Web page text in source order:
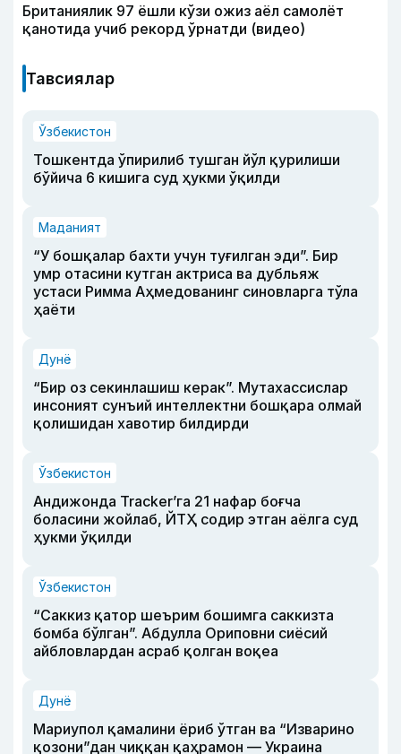
Британиялик 97 ёшли кўзи ожиз аёл самолёт
қанотида учиб рекорд ўрнатди (видео)
Тавсиялар
Ўзбекистон
Тошкентда ўпирилиб тушган йўл қурилиши
бўйича 6 кишига суд ҳукми ўқилди
Маданият
“У бошқалар бахти учун туғилган эди”. Бир
умр отасини кутган актриса ва дубльяж
устаси Римма Аҳмедованинг синовларга тўла
ҳаёти
Дунё
“Бир оз секинлашиш керак”. Мутахассислар
инсоният сунъий интеллектни бошқара олмай
қолишидан хавотир билдирди
Ўзбекистон
Андижонда Tracker’га 21 нафар боғча
боласини жойлаб, ЙТҲ содир этган аёлга суд
ҳукми ўқилди
Ўзбекистон
“Саккиз қатор шеърим бошимга саккизта
бомба бўлган”. Абдулла Ориповни сиёсий
айбловлардан асраб қолган воқеа
Дунё
Мариупол қамалини ёриб ўтган ва “Изварино
қозони”дан чиққан қаҳрамон — Украина